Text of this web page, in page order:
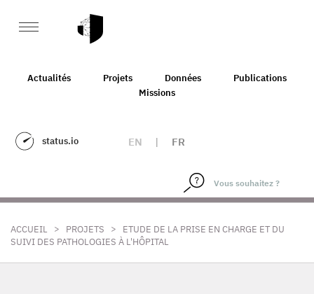
Actualités Projets Données
Publications
Missions
status.io EN | FR
ACCUEIL > PROJETS >
ETUDE DE LA PRISE EN CHARGE ET DU
SUIVI DES PATHOLOGIES À L'HÔPITAL